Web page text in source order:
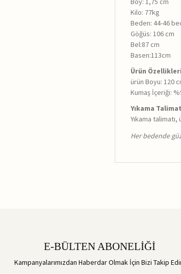
Kilo: 77kg
Beden: 44-46
Göğüs: 106 cm
Bel:87 cm
Basen:113cm
Ürün
ürün Boyu: 120
Kumaş İçeriği:
Yıkama
Yıkama
Her bedende
E-BÜLTEN ABONELİĞİ
Kampanyalarımızdan Haberdar Olmak İçin Bizi Takip